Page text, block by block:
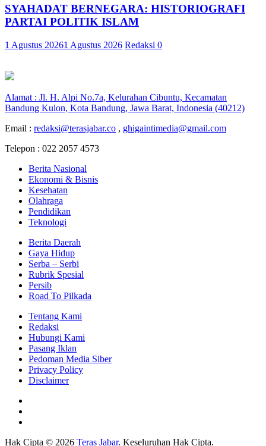
SYAHADAT BERNEGARA: HISTORIOGRAFI
PARTAI POLITIK ISLAM
1 Agustus 20261 Agustus 2026 Redaksi 0
Alamat : Jl. H. Alpi No.7a, Kelurahan Cibuntu, Kecamatan
Bandung Kulon, Kota Bandung, Jawa Barat, Indonesia (40212)
Email : redaksi@terasjabar.co , ghigaintimedia@gmail.com
Telepon : 022 2057 4573
Berita Nasional
Ekonomi & Bisnis
Kesehatan
Olahraga
Pendidikan
Teknologi
Berita Daerah
Gaya Hidup
Serba – Serbi
Rubrik Spesial
Persib
Road To Pilkada
Tentang Kami
Redaksi
Hubungi Kami
Pasang Iklan
Pedoman Media Siber
Privacy Policy
Disclaimer
Hak Cipta © 2026 Teras Jabar. Keseluruhan Hak Cipta.